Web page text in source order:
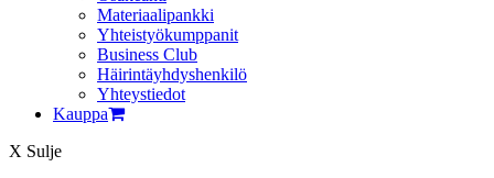
Materiaalipankki
Yhteistyö­kumppanit
Business Club
Häirintä­yhdyshenkilö
Yhteystiedot
Kauppa
X Sulje